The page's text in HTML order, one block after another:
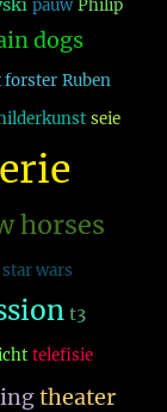
pauw Philip
dogs
forster Ruben
seie
horses
star wars
t3
telefisie
theater